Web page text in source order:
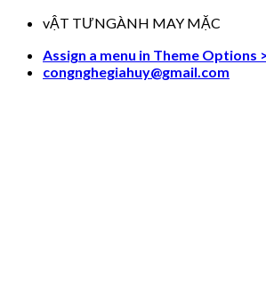
Skip
content
vẬT TƯNGÀNH MAY MẶC
Assign a menu in Theme Options
congnghegiahuy@gmail.com